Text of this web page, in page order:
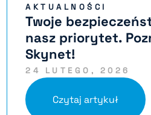
AKTUALNOŚCI
Twoje
nasz priorytet.
Skynet!
24 LUTEGO, 2026
Czytaj artykuł